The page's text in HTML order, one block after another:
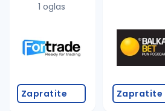
1 oglas
Zapratite Zapratite